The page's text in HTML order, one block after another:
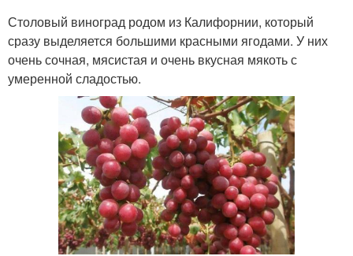
Столовый виноград родом из Калифорнии, который
сразу выделяется большими красными ягодами. У них
очень сочная, мясистая и очень вкусная мякоть с
умеренной сладостью.